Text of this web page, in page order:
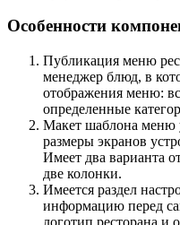
Особенности
Публикация меню
менеджер блюд, в
отображения меню:
определенные
Макет шаблона меню
размеры экранов
Имеет два варианта
две колонки.
Имеется раздел
информацию перед
логотип ресторана и